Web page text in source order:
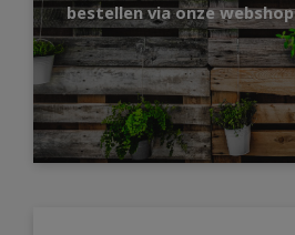
bestellen via onze webshop